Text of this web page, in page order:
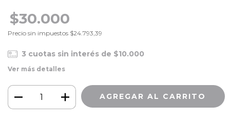
$30.000
Precio sin impuestos $24.793,39
3 cuotas sin interés de $10.000
Ver más detalles